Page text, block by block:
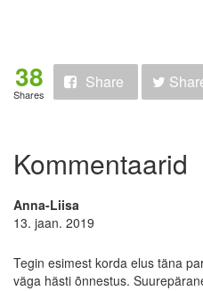
38
Shares
Share
Kommentaarid
Anna-Liisa
13. jaan. 2019
Tegin esimest korda elus täna
väga hästi õnnestus.